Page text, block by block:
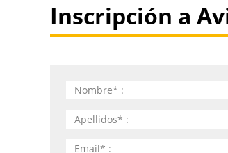
Inscripción a